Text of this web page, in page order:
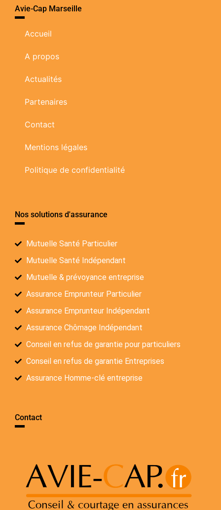
Avie-Cap Marseille
Accueil
A propos
Actualités
Partenaires
Contact
Mentions légales
Politique de confidentialité
Nos solutions d'assurance
Mutuelle Santé Particulier
Mutuelle Santé Indépendant
Mutuelle & prévoyance entreprise
Assurance Emprunteur Particulier
Assurance Emprunteur Indépendant
Assurance Chômage Indépendant
Conseil en refus de garantie pour particuliers
Conseil en refus de garantie Entreprises
Assurance Homme-clé entreprise
Contact